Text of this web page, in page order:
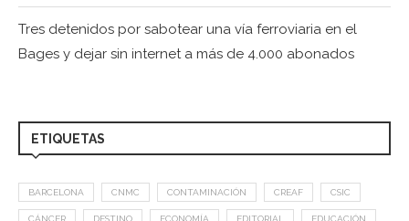
Tres detenidos por sabotear una vía ferroviaria en el
Bages y dejar sin internet a más de 4.000 abonados
ETIQUETAS
BARCELONA CNMC CONTAMINACIÓN CREAF CSIC
CÁNCER DESTINO ECONOMÍA EDITORIAL EDUCACIÓN